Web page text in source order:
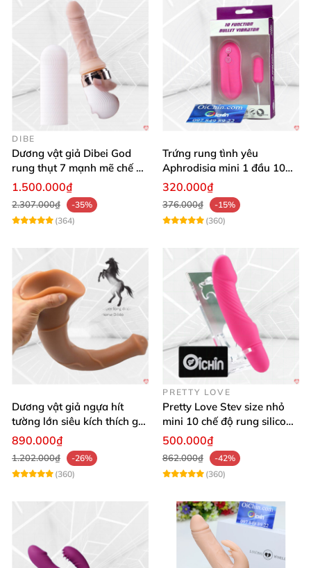
DIBE
Dương vật giả Dibei God
rung thụt 7 mạnh mẽ chế độ
tỏa nhiệt
1.500.000₫
2.307.000₫
-35%
(364)
Trứng rung tình yêu
Aphrodisia mini 1 đầu 10
chế độ rung đa năng
320.000₫
376.000₫
-15%
(360)
Dương vật giả ngựa hít
tường lớn siêu kích thích gai
nổi
890.000₫
1.202.000₫
-26%
(360)
PRETTY LOVE
Pretty Love Stev size nhỏ
mini 10 chế độ rung silicone
mềm
500.000₫
862.000₫
-42%
(360)